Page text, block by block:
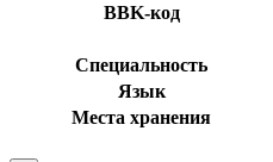
BBK-код
Специальность
Язык
Места хранения